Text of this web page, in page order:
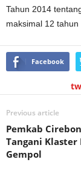
Tahun 2014
maksimal 12
Facebook
Previous article
Pemkab
Tangani Klaster
Gempol